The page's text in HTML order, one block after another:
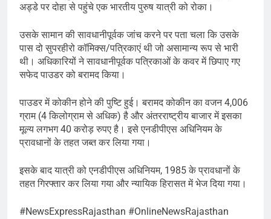
अड्डे पर दोहा से पहुंचे एक भारतीय पुरुष यात्री को रोका।
उसके सामान की सावधानीपूर्वक जांच करने पर पता चला कि उसके
पास दो सुपरहीरो कॉमिक्स/पत्रिकाएं थी जो असामान्य रूप से भारी
थी। अधिकारियों ने सावधानीपूर्वक पत्रिकाओं के कवर में छिपाए गए
सफेद पाउडर को बरामद किया।
पाउडर में कोकीन होने की पुष्टि हुई। बरामद कोकीन का वजन 4,006
ग्राम (4 किलोग्राम से अधिक) है और अंतरराष्ट्रीय बाजार में इसका
मूल्य लगभग 40 करोड़ रुपए है। इसे एनडीपीएस अधिनियम के
प्रावधानों के तहत जब्त कर लिया गया।
इसके बाद यात्री को एनडीपीएस अधिनियम, 1985 के प्रावधानों के
तहत गिरफ्तार कर लिया गया और न्यायिक हिरासत में भेज दिया गया।
#NewsExpressRajasthan #OnlineNewsRajasthan